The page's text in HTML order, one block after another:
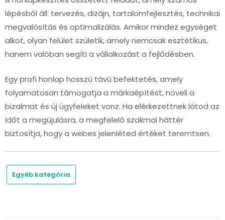
lépésből áll: tervezés, dizájn, tartalomfejlesztés, technikai
megvalósítás és optimalizálás. Amikor mindez egységet
alkot, olyan felület születik, amely nemcsak esztétikus,
hanem valóban segíti a vállalkozást a fejlődésben.
Egy profi honlap hosszú távú befektetés, amely
folyamatosan támogatja a márkaépítést, növeli a
bizalmat és új ügyfeleket vonz. Ha elérkezettnek látod az
időt a megújulásra, a megfelelő szakmai háttér
biztosítja, hogy a webes jelenléted értéket teremtsen.
Egyéb kategória